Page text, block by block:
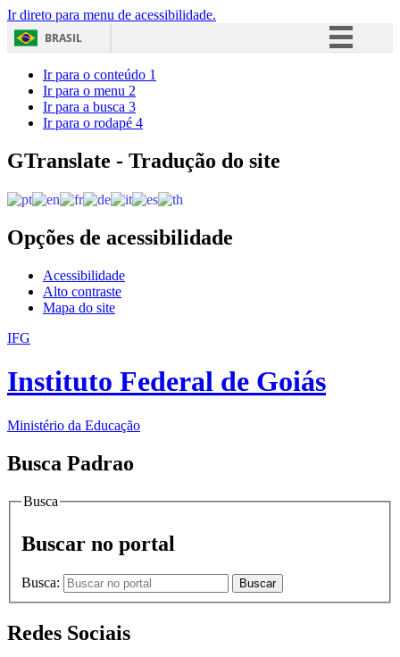
Ir direto para menu de acessibilidade.
BRASIL
Acesso à informação
Ir para o conteúdo 1
Ir para o menu 2
Ir para a busca 3
Ir para o rodapé 4
GTranslate - Tradução do site
Opções de acessibilidade
Acessibilidade
Alto contraste
Mapa do site
IFG
Instituto Federal de Goiás
Ministério da Educação
Busca Padrao
Busca
Buscar no portal
Busca: Buscar
Redes Sociais